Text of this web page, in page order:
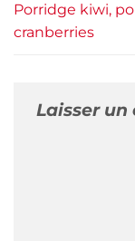
Porridge kiwi,
cranberries
Laisser